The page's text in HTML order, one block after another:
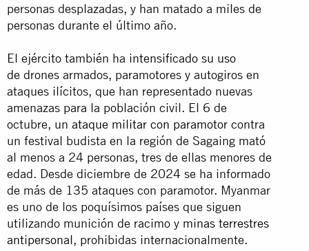
personas desplazadas, y han matado a miles de
personas durante el último año.
El ejército también ha intensificado su uso
de drones armados, paramotores y autogiros en
ataques ilícitos, que han representado nuevas
amenazas para la población civil. El 6 de
octubre, un ataque militar con paramotor contra
un festival budista en la región de Sagaing mató
al menos a 24 personas, tres de ellas menores de
edad. Desde diciembre de 2024 se ha informado
de más de 135 ataques con paramotor. Myanmar
es uno de los poquísimos países que siguen
utilizando munición de racimo y minas terrestres
antipersonal, prohibidas internacionalmente.